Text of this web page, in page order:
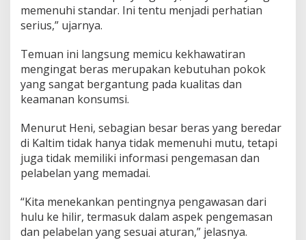
memenuhi standar. Ini tentu menjadi perhatian
serius,” ujarnya.
Temuan ini langsung memicu kekhawatiran
mengingat beras merupakan kebutuhan pokok
yang sangat bergantung pada kualitas dan
keamanan konsumsi.
Menurut Heni, sebagian besar beras yang beredar
di Kaltim tidak hanya tidak memenuhi mutu, tetapi
juga tidak memiliki informasi pengemasan dan
pelabelan yang memadai.
“Kita menekankan pentingnya pengawasan dari
hulu ke hilir, termasuk dalam aspek pengemasan
dan pelabelan yang sesuai aturan,” jelasnya.